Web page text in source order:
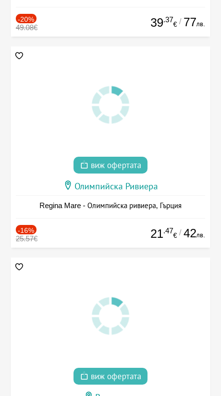
-20%
49.08€ 39.37
€ / 77лв.
виж офертата
Олимпийска Ривиера
Regina Mare - Олимпийска ривиера, Гърция
-16%
25.57€ 21.47
€ / 42лв.
виж офертата